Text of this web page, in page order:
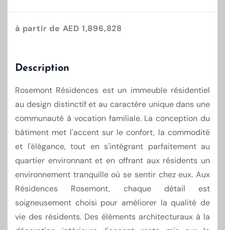
à partir de AED 1,896,828
Description
Rosemont Résidences est un immeuble résidentiel
au design distinctif et au caractère unique dans une
communauté à vocation familiale. La conception du
bâtiment met l'accent sur le confort, la commodité
et l'élégance, tout en s'intégrant parfaitement au
quartier environnant et en offrant aux résidents un
environnement tranquille où se sentir chez eux. Aux
Résidences Rosemont, chaque détail est
soigneusement choisi pour améliorer la qualité de
vie des résidents. Des éléments architecturaux à la